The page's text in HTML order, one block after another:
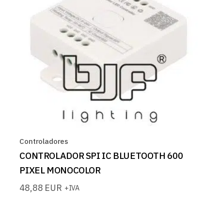
Controladores
CONTROLADOR SPI IC BLUETOOTH 600
PIXEL MONOCOLOR
48,88 EUR +IVA